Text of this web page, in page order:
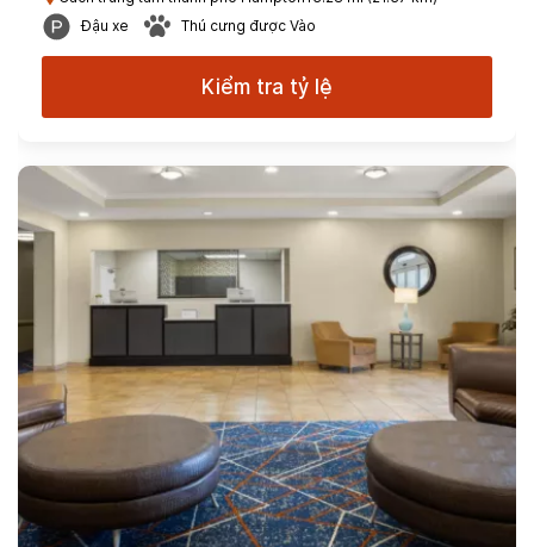
Đậu xe
Thú cưng được Vào
Kiểm tra tỷ lệ